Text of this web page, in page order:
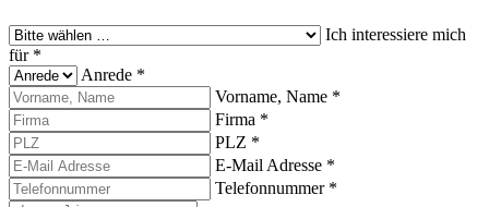
Ich interessiere mich
für *
Anrede *
Vorname, Name *
Firma *
PLZ *
E-Mail Adresse *
Telefonnummer *